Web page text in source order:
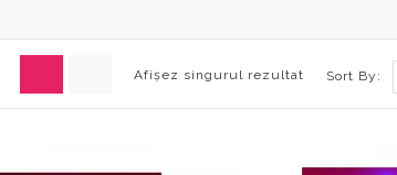
Afișez singurul rezultat Sort By: